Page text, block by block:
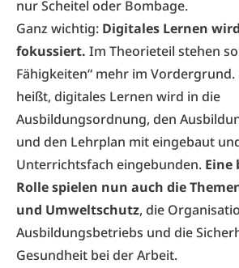
nur Scheitel oder Bombage.
Ganz wichtig: Digitales Lernen
fokussiert. Im Theorieteil stehen
Fähigkeiten“ mehr im Vordergrund.
heißt, digitales Lernen wird in die
Ausbildungsordnung, den
und den Lehrplan mit eingebaut
Unterrichtsfach eingebunden. Eine
Rolle spielen nun auch die
und Umweltschutz, die
Ausbildungsbetriebs und die
Gesundheit bei der Arbeit.